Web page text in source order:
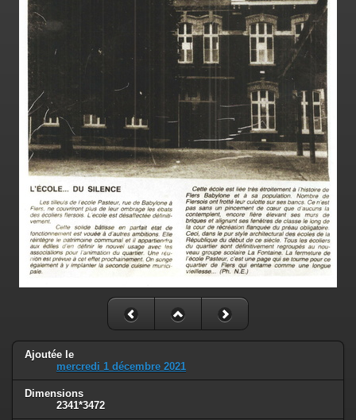
Ajoutée le
mercredi 1 décembre 2021
Dimensions
2341*3472